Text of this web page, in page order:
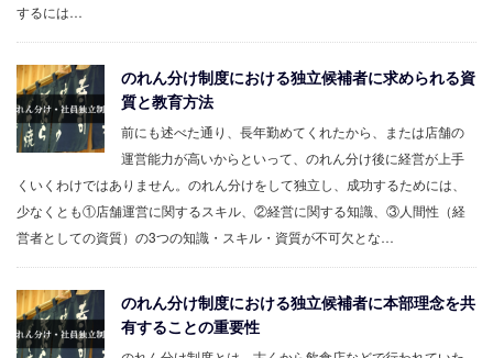
するには…
のれん分け制度における独立候補者に求められる資
質と教育方法
前にも述べた通り、長年勤めてくれたから、または店舗の
運営能力が高いからといって、のれん分け後に経営が上手
くいくわけではありません。のれん分けをして独立し、成功するためには、
少なくとも①店舗運営に関するスキル、②経営に関する知識、③人間性（経
営者としての資質）の3つの知識・スキル・資質が不可欠とな…
のれん分け制度における独立候補者に本部理念を共
有することの重要性